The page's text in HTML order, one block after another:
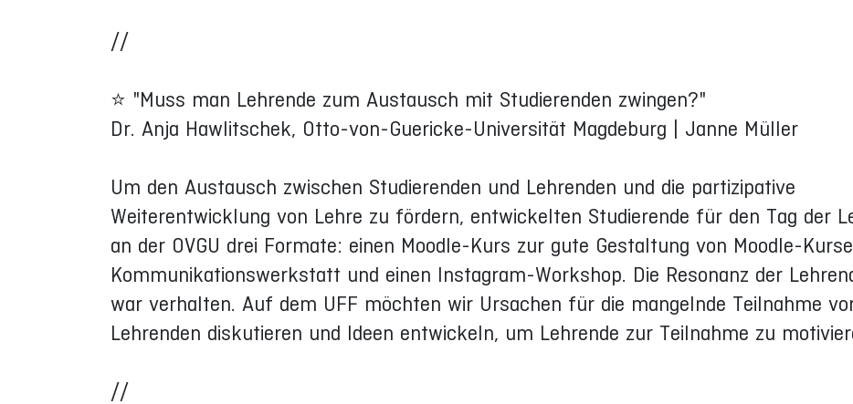
//
⭐ "Muss man Lehrende zum Austausch mit Studierenden zwingen?"
Dr. Anja Hawlitschek, Otto-von-Guericke-Universität Magdeburg | Janne Müller
Um den Austausch zwischen Studierenden und Lehrenden und die partizipative
Weiterentwicklung von Lehre zu fördern, entwickelten Studierende für den Tag der
an der OVGU drei Formate: einen Moodle-Kurs zur gute Gestaltung von Moodle-
Kommunikationswerkstatt und einen Instagram-Workshop. Die Resonanz der
war verhalten. Auf dem UFF möchten wir Ursachen für die mangelnde Teilnahme
Lehrenden diskutieren und Ideen entwickeln, um Lehrende zur Teilnahme zu
//